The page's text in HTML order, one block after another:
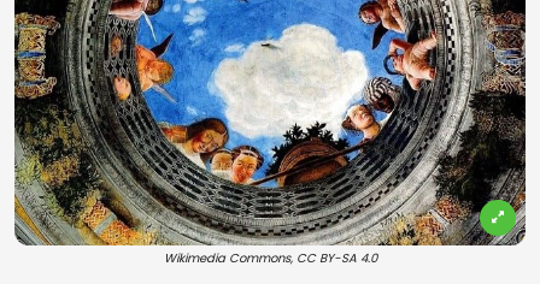
Wikimedia Commons, CC BY-SA 4.0